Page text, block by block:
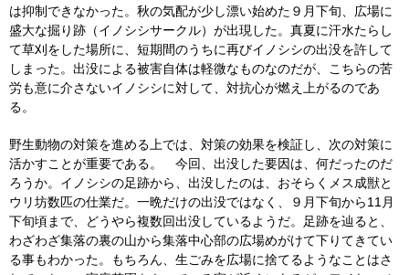
は抑制できなかった。秋の気配が少し漂い始めた９月下旬、広場に
盛大な掘り跡（イノシシサークル）が出現した。真夏に汗水たらし
て草刈をした場所に、短期間のうちに再びイノシシの出没を許して
しまった。出没による被害自体は軽微なものなのだが、こちらの苦
労も意に介さないイノシシに対して、対抗心が燃え上がるのであ
る。
野生動物の対策を進める上では、対策の効果を検証し、次の対策に
活かすことが重要である。 今回、出没した要因は、何だったのだ
ろうか。イノシシの足跡から、出没したのは、おそらくメス成獣と
ウリ坊数匹の仕業だ。一晩だけの出没ではなく、９月下旬から11月
下旬頃まで、どうやら複数回出没しているようだ。足跡を辿ると、
わざわざ集落の裏の山から集落中心部の広場めがけて下りてきてい
る事もわかった。もちろん、生ごみを広場に捨てるようなことはさ